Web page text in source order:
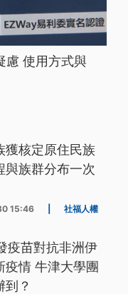
慮 使用方式與
獲核定原住民族
與族群分布一次
15:46 社福人權
疫苗對抗非洲伊
疫情 牛津大學團
到？